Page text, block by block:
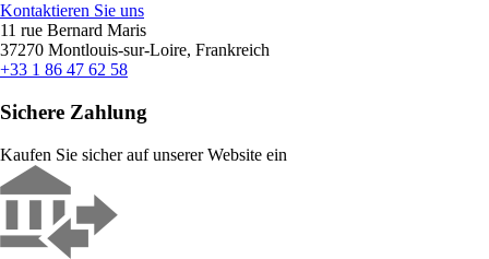
Kontaktieren Sie uns
11 rue Bernard Maris
37270 Montlouis-sur-Loire, Frankreich
+33 1 86 47 62 58
Sichere Zahlung
Kaufen Sie sicher auf unserer Website ein